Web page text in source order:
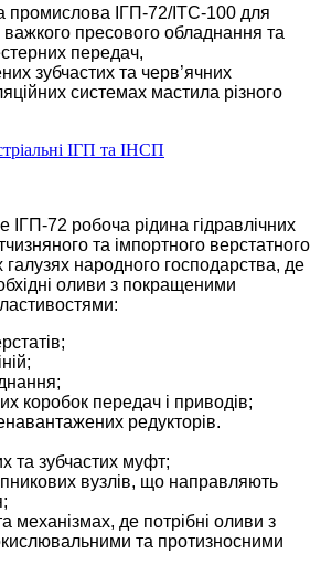
промислова ІГП-72/ІТС-100 для
важкого пресового обладнання та
передач,
зубчастих та черв’ячних
системах мастила різного
ІГП та ІНСП
ІГП-72 робоча рідина гідравлічних
та імпортного верстатного
галузях народного господарства, де
оливи з покращеними
коробок передач і приводів;
редукторів.
та зубчастих муфт;
вузлів, що направляють
механізмах, де потрібні оливи з
та протизносними